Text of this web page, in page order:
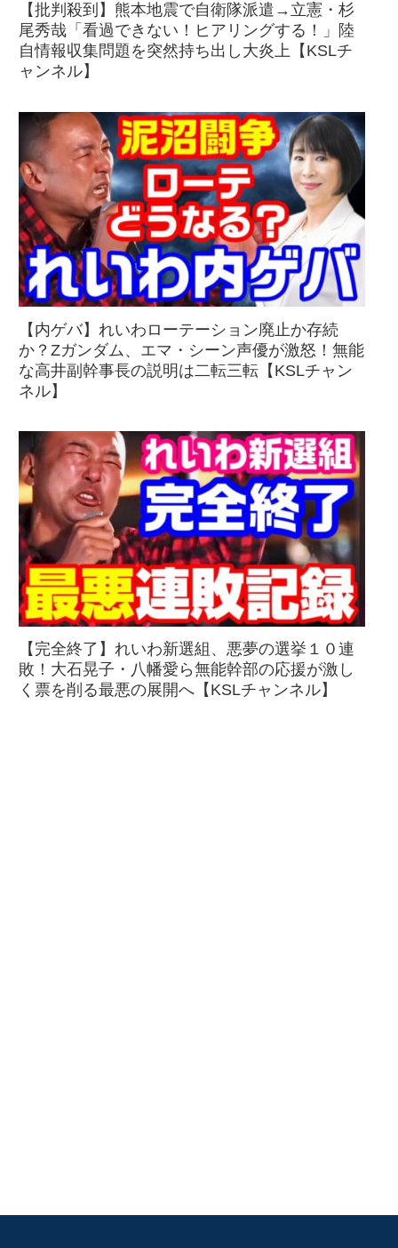
【批判殺到】熊本地震で自衛隊派遣→立憲・杉
尾秀哉「看過できない！ヒアリングする！」陸
自情報収集問題を突然持ち出し大炎上【KSLチ
ャンネル】
【内ゲバ】れいわローテーション廃止か存続
か？Zガンダム、エマ・シーン声優が激怒！無能
な高井副幹事長の説明は二転三転【KSLチャン
ネル】
【完全終了】れいわ新選組、悪夢の選挙１０連
敗！大石晃子・八幡愛ら無能幹部の応援が激し
く票を削る最悪の展開へ【KSLチャンネル】